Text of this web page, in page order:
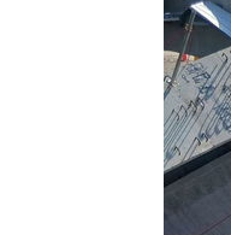
[속보]김
[속보]與
42.08%·宋 10.17%
이강인 "
[속보]與
낮 최고 35
[속보]이강
수도권 40